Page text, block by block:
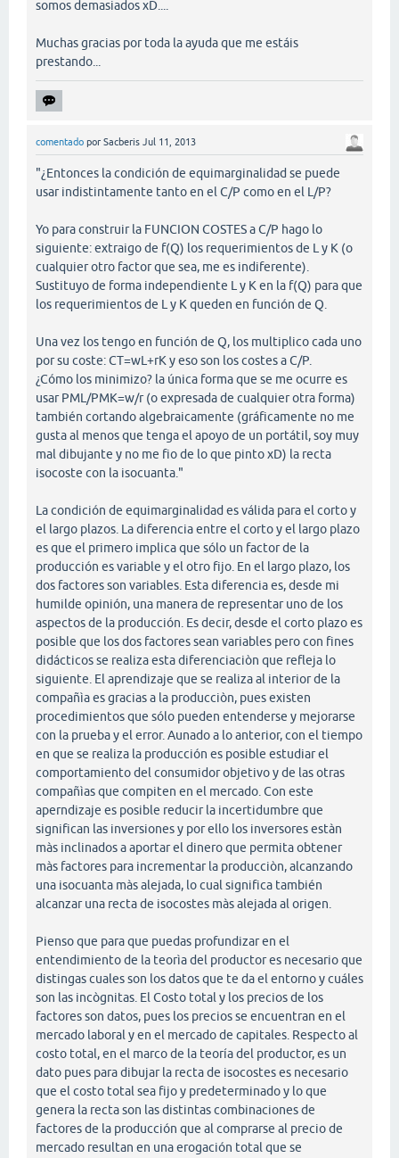
somos demasiados xD....
Muchas gracias por toda la ayuda que me estáis
prestando...
comentado por Sacberis Jul 11, 2013
"¿Entonces la condición de equimarginalidad se puede
usar indistintamente tanto en el C/P como en el L/P?
Yo para construir la FUNCION COSTES a C/P hago lo
siguiente: extraigo de f(Q) los requerimientos de L y K (o
cualquier otro factor que sea, me es indiferente).
Sustituyo de forma independiente L y K en la f(Q) para que
los requerimientos de L y K queden en función de Q.
Una vez los tengo en función de Q, los multiplico cada uno
por su coste: CT=wL+rK y eso son los costes a C/P.
¿Cómo los minimizo? la única forma que se me ocurre es
usar PML/PMK=w/r (o expresada de cualquier otra forma)
también cortando algebraicamente (gráficamente no me
gusta al menos que tenga el apoyo de un portátil, soy muy
mal dibujante y no me fio de lo que pinto xD) la recta
isocoste con la isocuanta."
La condición de equimarginalidad es válida para el corto y
el largo plazos. La diferencia entre el corto y el largo plazo
es que el primero implica que sólo un factor de la
producción es variable y el otro fijo. En el largo plazo, los
dos factores son variables. Esta diferencia es, desde mi
humilde opinión, una manera de representar uno de los
aspectos de la producción. Es decir, desde el corto plazo es
posible que los dos factores sean variables pero con fines
didácticos se realiza esta diferenciaciòn que refleja lo
siguiente. El aprendizaje que se realiza al interior de la
compañìa es gracias a la producciòn, pues existen
procedimientos que sólo pueden entenderse y mejorarse
con la prueba y el error. Aunado a lo anterior, con el tiempo
en que se realiza la producción es posible estudiar el
comportamiento del consumidor objetivo y de las otras
compañìas que compiten en el mercado. Con este
aperndizaje es posible reducir la incertidumbre que
significan las inversiones y por ello los inversores estàn
màs inclinados a aportar el dinero que permita obtener
màs factores para incrementar la producciòn, alcanzando
una isocuanta màs alejada, lo cual significa también
alcanzar una recta de isocostes màs alejada al origen.
Pienso que para que puedas profundizar en el
entendimiento de la teorìa del productor es necesario que
distingas cuales son los datos que te da el entorno y cuáles
son las incògnitas. El Costo total y los precios de los
factores son datos, pues los precios se encuentran en el
mercado laboral y en el mercado de capitales. Respecto al
costo total, en el marco de la teoría del productor, es un
dato pues para dibujar la recta de isocostes es necesario
que el costo total sea fijo y predeterminado y lo que
genera la recta son las distintas combinaciones de
factores de la producción que al comprarse al precio de
mercado resultan en una erogación total que se